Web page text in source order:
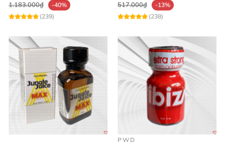
1.183.000₫
-40%
(239)
517.000₫
-13%
(238)
PWD